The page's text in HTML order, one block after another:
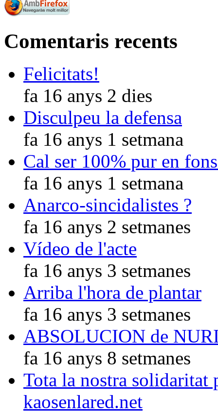
Comentaris recents
Felicitats!
fa 16 anys 2 dies
Disculpeu la defensa
fa 16 anys 1 setmana
Cal ser 100% pur en
fa 16 anys 1 setmana
Anarco-sincidalistes ?
fa 16 anys 2 setmanes
Vídeo de l'acte
fa 16 anys 3 setmanes
Arriba l'hora de plantar
fa 16 anys 3 setmanes
ABSOLUCION de
fa 16 anys 8 setmanes
Tota la nostra solidaritat
kaosenlared.net